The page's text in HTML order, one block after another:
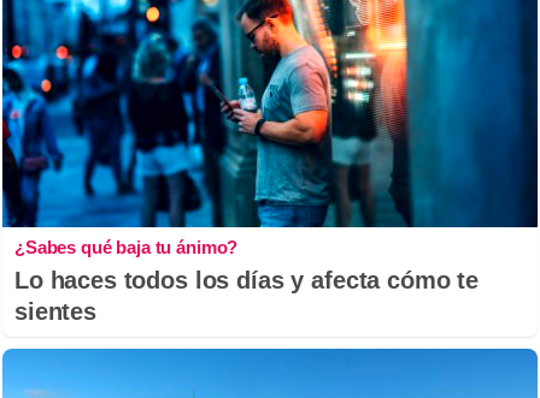
¿Sabes qué baja tu ánimo?
Lo haces todos los días y afecta cómo te
sientes